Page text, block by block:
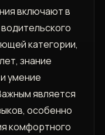
включают в
категории,
знание
умение
является
особенно
комфортного